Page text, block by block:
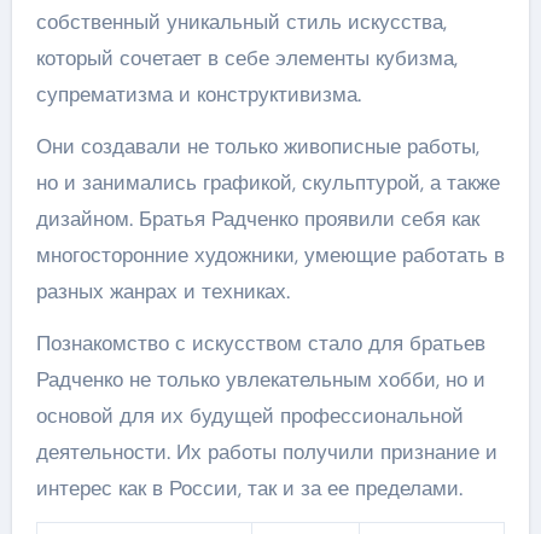
собственный уникальный стиль искусства,
который сочетает в себе элементы кубизма,
супрематизма и конструктивизма.
Они создавали не только живописные работы,
но и занимались графикой, скульптурой, а также
дизайном. Братья Радченко проявили себя как
многосторонние художники, умеющие работать в
разных жанрах и техниках.
Познакомство с искусством стало для братьев
Радченко не только увлекательным хобби, но и
основой для их будущей профессиональной
деятельности. Их работы получили признание и
интерес как в России, так и за ее пределами.